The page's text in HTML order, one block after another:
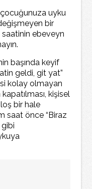
uyku
bir
saatinin ebeveyn
başında keyif
geldi, git yat”
kolay olmayan
kişisel
bir hale
saat önce “Biraz